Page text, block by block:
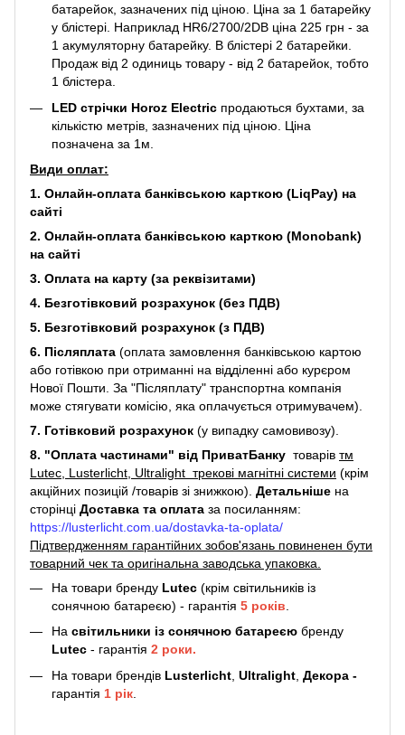
батарейок, зазначених під ціною. Ціна за 1 батарейку
у блістері. Наприклад HR6/2700/2DB ціна 225 грн - за
1 акумуляторну батарейку. В блістері 2 батарейки.
Продаж від 2 одиниць товару - від 2 батарейок, тобто
1 блістера.
LED стрічки Horoz Electric продаються бухтами, за
кількістю метрів, зазначених під ціною. Ціна
позначена за 1м.
Види оплат:
1. Онлайн-оплата банківською карткою (LiqPay) на
сайті
2. Онлайн-оплата банківською карткою (Monobank)
на сайті
3. Оплата на карту (за реквізитами)
4. Безготівковий розрахунок (без ПДВ)
5. Безготівковий розрахунок (з ПДВ)
6. Післяплата (оплата замовлення банківською картою
або готівкою при отриманні на відділенні або курєром
Нової Пошти. За "Післяплату" транспортна компанія
може стягувати комісію, яка оплачується отримувачем).
7. Готівковий розрахунок (у випадку самовивозу).
8. "Оплата частинами" від ПриватБанку товарів тм
Lutec, Lusterlicht, Ultralight трекові магнітні системи (крім
акційних позицій /товарів зі знижкою). Детальніше на
сторінці Доставка та оплата за посиланням:
https://lusterlicht.com.ua/dostavka-ta-oplata/
Підтвердженням гарантійних зобов'язань повиненен бути
товарний чек та оригінальна заводська упаковка.
На товари бренду Lutec (крім світильників із
сонячною батареєю) - гарантія 5 років
На світильники із сонячною батареєю бренду
Lutec - гарантія 2 роки.
На товари брендів Lusterlicht Ultralight Декора -
гарантія 1 рік